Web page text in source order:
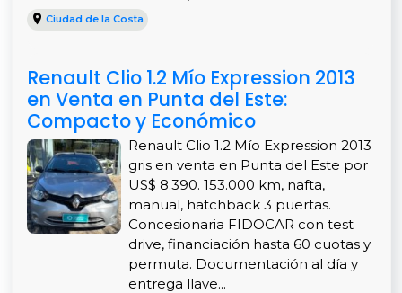
Ciudad de la Costa
Renault Clio 1.2 Mío Expression 2013
en Venta en Punta del Este:
Compacto y Económico
Renault Clio 1.2 Mío Expression 2013
gris en venta en Punta del Este por
US$ 8.390. 153.000 km, nafta,
manual, hatchback 3 puertas.
Concesionaria FIDOCAR con test
drive, financiación hasta 60 cuotas y
permuta. Documentación al día y
entrega llave...